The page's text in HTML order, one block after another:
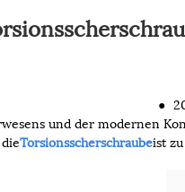
●
und der modernen
Torsionsscherschraubeist